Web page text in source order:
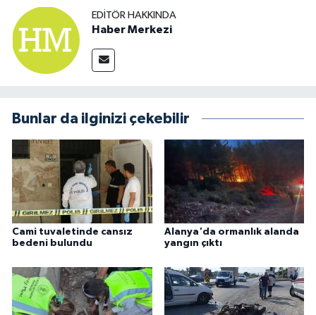
EDITÖR HAKKINDA
Haber Merkezi
Bunlar da ilginizi çekebilir
Cami tuvaletinde cansız
bedeni bulundu
Alanya'da ormanlık alanda
yangın çıktı